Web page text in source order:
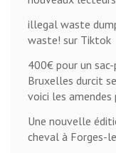
illegal waste
waste! sur Tiktok
400€ pour un
Bruxelles durcit
voici les amendes
Une nouvelle
cheval à Forges-